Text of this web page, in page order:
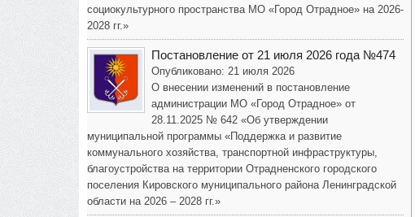
социокультурного пространства МО «Город Отрадное» на 2026-
2028 гг.»
Постановление от 21 июля 2026 года №474
Опубликовано: 21 июля 2026
О внесении изменений в постановление
администрации МО «Город Отрадное» от
28.11.2025 № 642 «Об утверждении
муниципальной программы «Поддержка и развитие
коммунального хозяйства, транспортной инфраструктуры,
благоустройства на территории Отрадненского городского
поселения Кировского муниципального района Ленинградской
области на 2026 – 2028 гг.»